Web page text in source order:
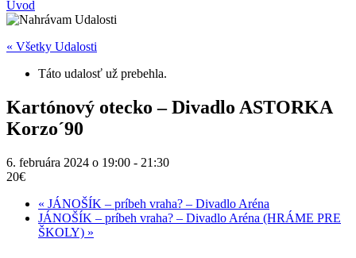
Úvod
« Všetky Udalosti
Táto udalosť už prebehla.
Kartónový otecko – Divadlo ASTORKA
Korzo´90
6. februára 2024 o 19:00 - 21:30
20€
« JÁNOŠÍK – príbeh vraha? – Divadlo Aréna
JÁNOŠÍK – príbeh vraha? – Divadlo Aréna (HRÁME PRE
ŠKOLY) »